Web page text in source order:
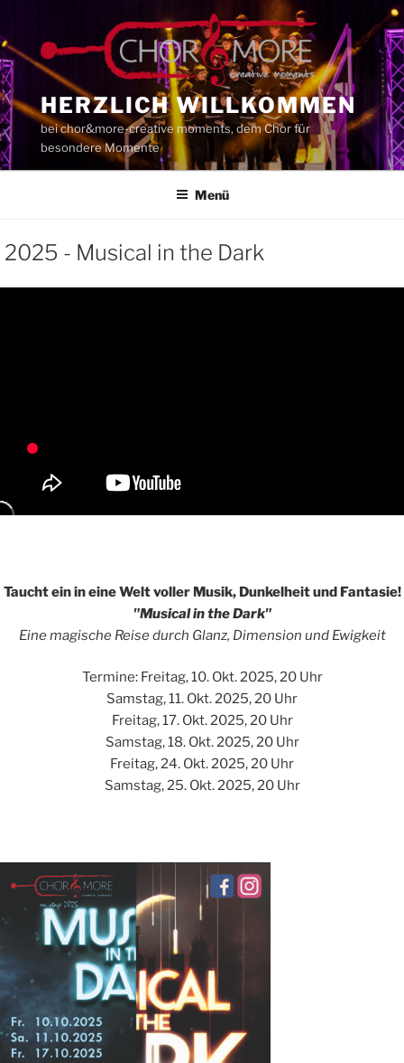
Inhalt
springen
HERZLICH WILLKOMMEN
bei chor&more-creative moments, dem Chor für
besondere Momente
Menü
2025 - Musical in the Dark
Taucht ein in eine Welt voller Musik, Dunkelheit und Fantasie!
"Musical in the Dark"
Eine magische Reise durch Glanz, Dimension und Ewigkeit
Termine: Freitag, 10. Okt. 2025, 20 Uhr
Samstag, 11. Okt. 2025, 20 Uhr
Freitag, 17. Okt. 2025, 20 Uhr
Samstag, 18. Okt. 2025, 20 Uhr
Freitag, 24. Okt. 2025, 20 Uhr
Samstag, 25. Okt. 2025, 20 Uhr